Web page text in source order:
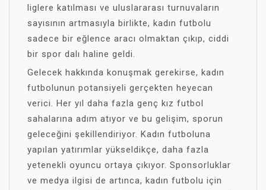
liglere katılması ve uluslararası turnuvaların
sayısının artmasıyla birlikte, kadın futbolu
sadece bir eğlence aracı olmaktan çıkıp, ciddi
bir spor dalı haline geldi.
Gelecek hakkında konuşmak gerekirse, kadın
futbolunun potansiyeli gerçekten heyecan
verici. Her yıl daha fazla genç kız futbol
sahalarına adım atıyor ve bu gelişim, sporun
geleceğini şekillendiriyor. Kadın futboluna
yapılan yatırımlar yükseldikçe, daha fazla
yetenekli oyuncu ortaya çıkıyor. Sponsorluklar
ve medya ilgisi de artınca, kadın futbolu için